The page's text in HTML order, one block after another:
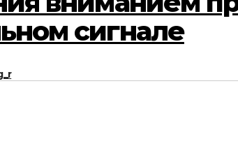
сигнале